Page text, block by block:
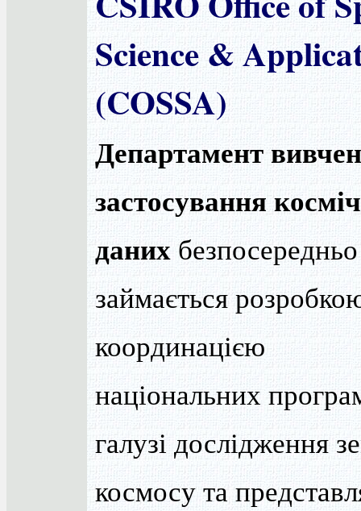
Science &
(COSSA)
Департамент
застосування
даних безпосередньо
займається
координацією
національних
галузі дослідження
космосу та